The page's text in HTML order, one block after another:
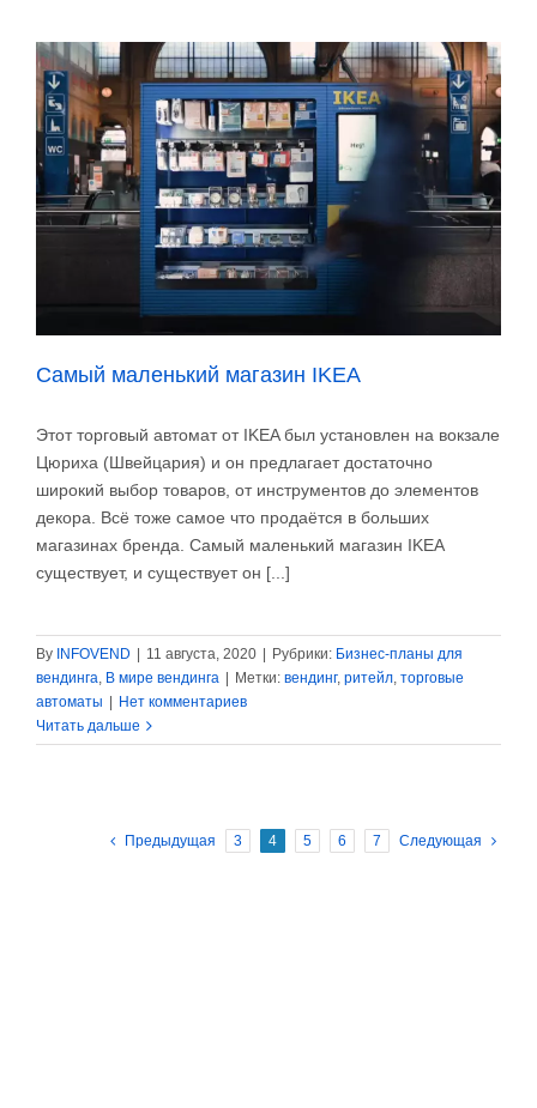
Самый маленький магазин IKEA
Этот торговый автомат от IKEA был установлен на вокзале
Цюриха (Швейцария) и он предлагает достаточно
широкий выбор товаров, от инструментов до элементов
декора. Всё тоже самое что продаётся в больших
магазинах бренда. Самый маленький магазин IKEA
существует, и существует он [...]
By INFOVEND | 11 августа, 2020 | Рубрики: Бизнес-планы для
вендинга В мире вендинга | Метки: вендинг, ритейл торговые
автоматы | Нет комментариев
Читать дальше
Предыдущая 3 4 5 6 7 Следующая